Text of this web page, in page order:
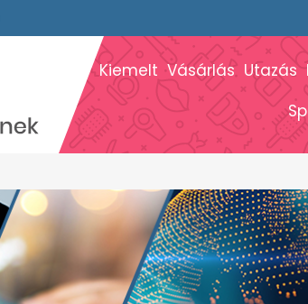
Kiemelt Vásárlás Utazás